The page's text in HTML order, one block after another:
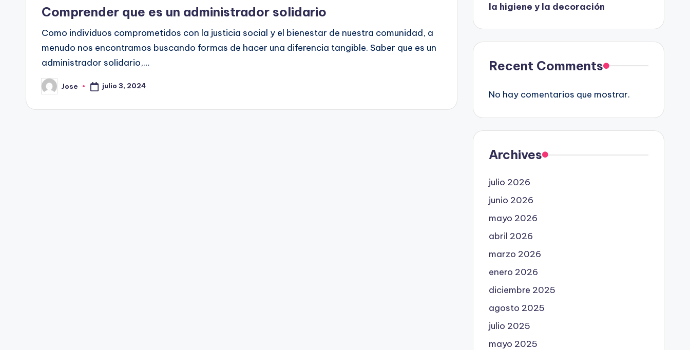
Comprender que es un administrador solidario
Como individuos comprometidos con la justicia social y el bienestar de nuestra comunidad, a
menudo nos encontramos buscando formas de hacer una diferencia tangible. Saber que es un
administrador solidario,…
Publicado
por
Jose julio 3, 2024
la higiene y la decoración
Recent Comments
No hay comentarios que mostrar.
Archives
julio 2026
junio 2026
mayo 2026
abril 2026
marzo 2026
enero 2026
diciembre 2025
agosto 2025
julio 2025
mayo 2025